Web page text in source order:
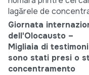
Giornata
dell'Olocausto –
Migliaia di
sono stati presi o
concentramento